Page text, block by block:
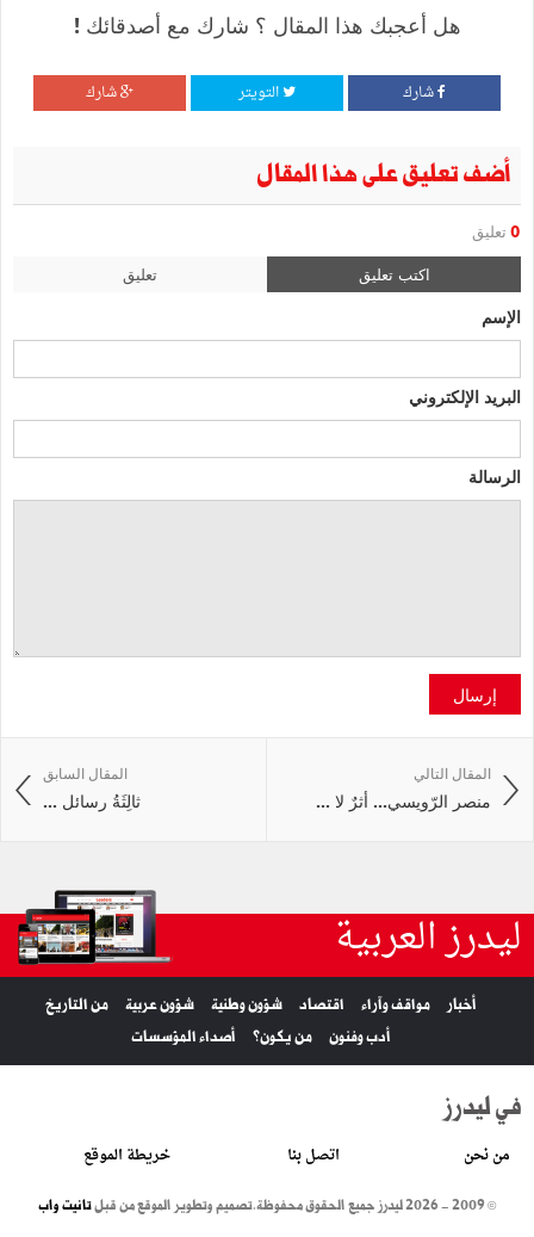
هل أعجبك هذا المقال ؟ شارك مع أصدقائك !
شارك التويتر شارك
أضف تعليق على هذا المقال
0 تعليق
اكتب تعليق تعليق
الإسم
البريد الإلكتروني
الرسالة
إرسال
المقال السابق
ثالِثَةُ رسائل ...
المقال التالي
منصر الرّويسي… أثرٌ لا ...
ليدرز العربية
أخبار مواقف وآراء اقتصاد شؤون وطنية شؤون عربية
من التاريخ
أدب وفنون
من يكون؟ أصداء المؤسسات
في ليدرز
من نحن اتصل بنا خريطة الموقع
© 2009 - 2026 ليدرز جميع الحقوق محفوظة. تصميم وتطوير الموقع من قبلتانيت واب